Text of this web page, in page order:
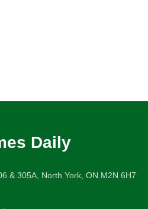
Daily
& 305A, North York, ON M2N 6H7